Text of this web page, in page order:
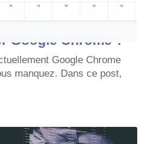
Google Chrome ?
Google Chrome
manquez. Dans ce post,